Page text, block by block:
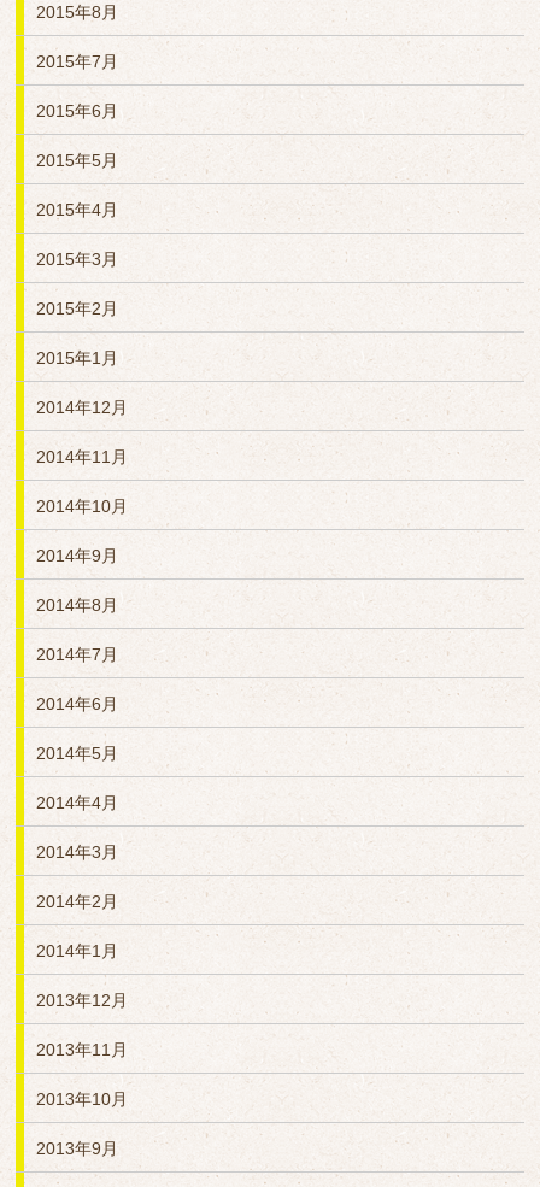
2015年8月
2015年7月
2015年6月
2015年5月
2015年4月
2015年3月
2015年2月
2015年1月
2014年12月
2014年11月
2014年10月
2014年9月
2014年8月
2014年7月
2014年6月
2014年5月
2014年4月
2014年3月
2014年2月
2014年1月
2013年12月
2013年11月
2013年10月
2013年9月